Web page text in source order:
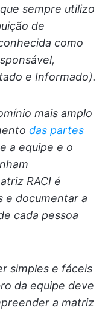
sempre utilizo
de
como
e Informado).
mais amplo
das partes
a equipe e o
RACI é
e documentar a
cada pessoa
simples e fáceis
da equipe deve
a matriz